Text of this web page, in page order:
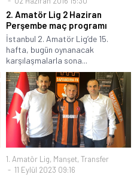
2. Amatör Lig 2 Haziran
Perşembe maç programı
İstanbul 2. Amatör Lig’de 15.
hafta, bugün oynanacak
karşılaşmalarla sona...
1. Amatör Lig, Manşet, Transfer
11 Eylül 2023 09:16